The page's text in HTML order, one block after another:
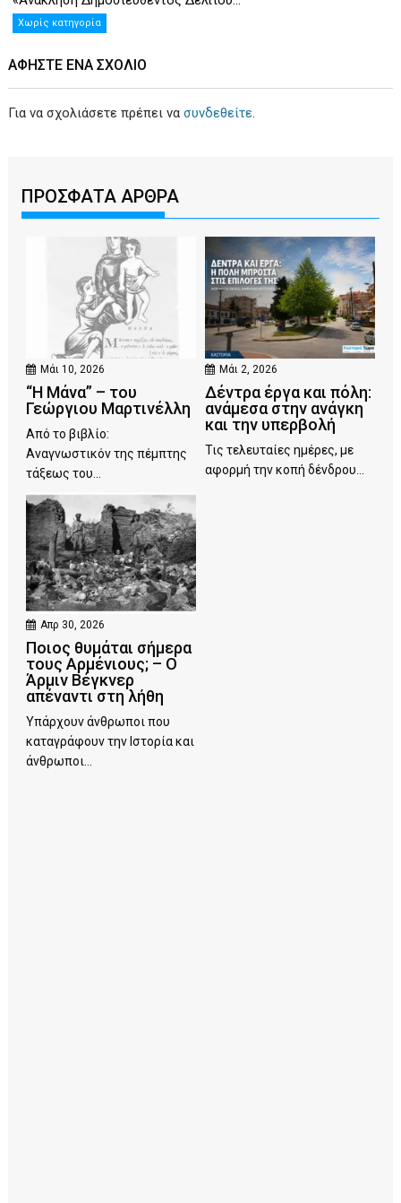
Χωρίς κατηγορία
ΑΦΉΣΤΕ ΕΝΑ ΣΧΌΛΙΟ
Για να σχολιάσετε πρέπει νασυνδεθείτε.
ΠΡΟΣΦΑΤΑ ΑΡΘΡΑ
Μάι 10, 2026
“Η Μάνα” – του
Γεώργιου Μαρτινέλλη
Από το βιβλίο:
Αναγνωστικόν της πέμπτης
τάξεως του...
Μάι 2, 2026
Δέντρα έργα και πόλη:
ανάμεσα στην ανάγκη
και την υπερβολή
Τις τελευταίες ημέρες, με
αφορμή την κοπή δένδρου...
Απρ 30, 2026
Ποιος θυμάται σήμερα
τους Αρμένιους; – Ο
Άρμιν Βέγκνερ
απέναντι στη λήθη
Υπάρχουν άνθρωποι που
καταγράφουν την Ιστορία και
άνθρωποι...